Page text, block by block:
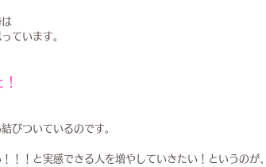
ています。
びついているのです。
！！と実感できる人を増やしていきたい！というのが、